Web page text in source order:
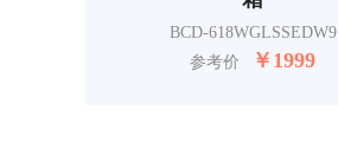
BCD-618WGLSSEDW9
参考价
￥ 1999